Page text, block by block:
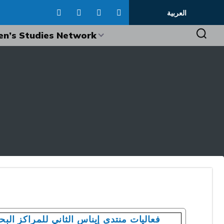
العربية
Studies Network